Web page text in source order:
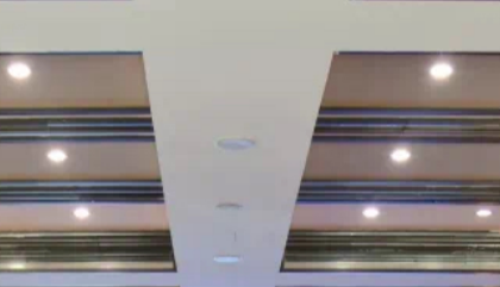
2024/06/28